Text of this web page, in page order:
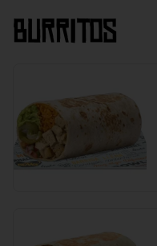
Burritos